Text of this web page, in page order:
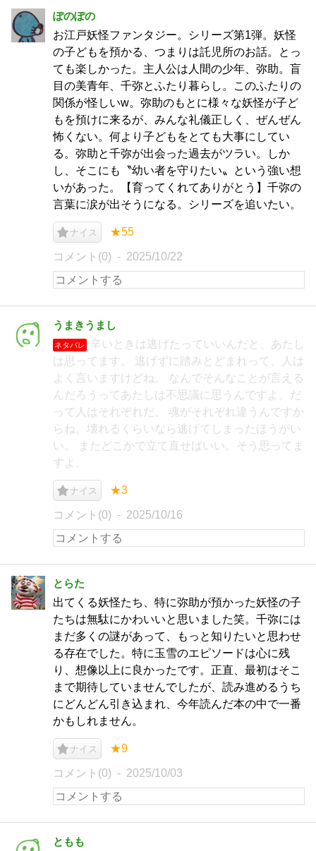
ぽのぽの
お江戸妖怪ファンタジー。シリーズ第1弾。妖怪
の子どもを預かる、つまりは託児所のお話。とっ
ても楽しかった。主人公は人間の少年、弥助。盲
目の美青年、千弥とふたり暮らし。このふたりの
関係が怪しいw。弥助のもとに様々な妖怪が子ど
もを預けに来るが、みんな礼儀正しく、ぜんぜん
怖くない。何より子どもをとても大事にしてい
る。弥助と千弥が出会った過去がツラい。しか
し、そこにも〝幼い者を守りたい〟という強い想
いがあった。【育ってくれてありがとう】千弥の
言葉に涙が出そうになる。シリーズを追いたい。
ナイス ★55
コメント(0) 2025/10/22
うまきうまし
ネタバレ
辛いときは逃げたっていいんだと、あたし
は思ってます。 逃げずに踏みとどまれって、人は
よく言いますけどね。 なんでそんなことが言える
んだろうってあたしは不思議に思うんですよ。だ
って人はそれぞれだ。 魂がそれぞれ違うんですか
らね。壊れるくらいなら逃げてしまったほうがい
い。 またどこかで立て直せばいい。そう思ってま
すよ。
ナイス ★3
コメント(0) 2025/10/16
とらた
出てくる妖怪たち、特に弥助が預かった妖怪の子
たちは無駄にかわいいと思いました笑。千弥には
まだ多くの謎があって、もっと知りたいと思わせ
る存在でした。特に玉雪のエピソードは心に残
り、想像以上に良かったです。正直、最初はそこ
まで期待していませんでしたが、読み進めるうち
にどんどん引き込まれ、今年読んだ本の中で一番
かもしれません。
ナイス ★9
コメント(0) 2025/10/03
ともも